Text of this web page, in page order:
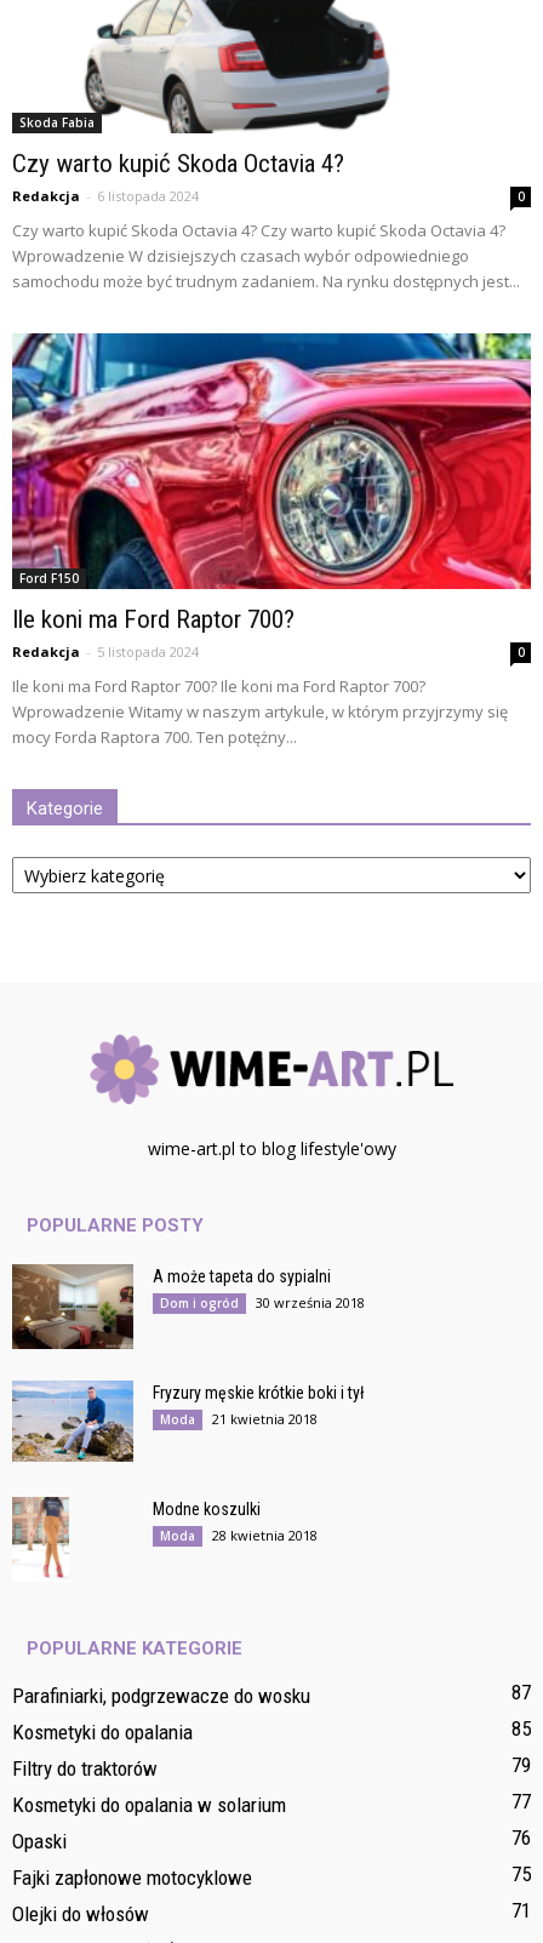
Skoda Fabia
Czy warto kupić Skoda Octavia 4?
Redakcja - 6 listopada 2024 0
Czy warto kupić Skoda Octavia 4? Czy warto kupić Skoda Octavia 4?
Wprowadzenie W dzisiejszych czasach wybór odpowiedniego
samochodu może być trudnym zadaniem. Na rynku dostępnych jest...
Ford F150
Ile koni ma Ford Raptor 700?
Redakcja - 5 listopada 2024 0
Ile koni ma Ford Raptor 700? Ile koni ma Ford Raptor 700?
Wprowadzenie Witamy w naszym artykule, w którym przyjrzymy się
mocy Forda Raptora 700. Ten potężny...
Kategorie
Kategorie
wime-art.pl to blog lifestyle'owy
POPULARNE POSTY
A może tapeta do sypialni
Dom i ogród 30 września 2018
Fryzury męskie krótkie boki i tył
Moda 21 kwietnia 2018
Modne koszulki
Moda 28 kwietnia 2018
POPULARNE KATEGORIE
Parafiniarki, podgrzewacze do wosku
87
Kosmetyki do opalania
85
Filtry do traktorów
79
Kosmetyki do opalania w solarium
77
Opaski
76
Fajki zapłonowe motocyklowe
75
Olejki do włosów
71